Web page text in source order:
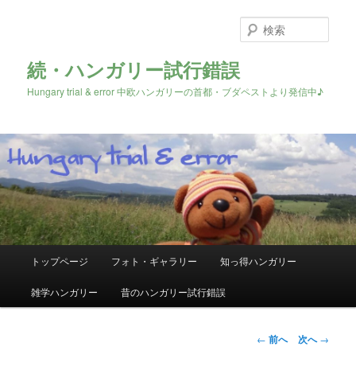
続・ハンガリー試行錯誤
Hungary trial & error 中欧ハンガリーの首都・ブダペストより発信中♪
索
メ
イ
トップページ フォト・ギャラリー 知っ得ハンガリー
雑学ハンガリー 昔のハンガリー試行錯誤
投← 前へ 次へ→